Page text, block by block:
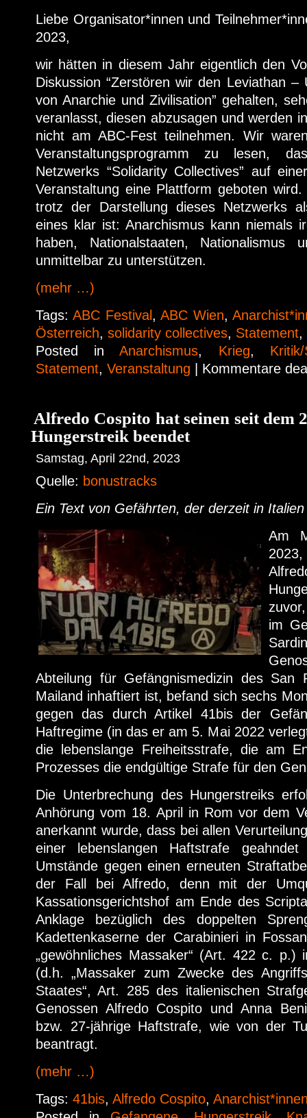
Liebe Organisator*innen und
2023,
wir hätten in diesem Jahr eigentlich den
Diskussion “Zerstören wir den Leviathan –
von Anarchie und Zivilisation” gehalten,
veranlasst, diesen abzusagen und werden
nicht am ABC-Fest teilnehmen. Wir
Veranstaltungsprogramm zu lesen,
Netzwerks “Solidarity Collectives” auf
Veranstaltung eine Plattform geboten
trotz der Darstellung dieses Netzwerks
eines klar ist: Anarchismus kann niemals
haben, Nationalstaaten,
unmittelbar zu unterstützen.
(mehr …)
Tags:ABC Festival ,ABC Wien,
Österreich, solidarity collectives, Statement,
Posted inAnarchismus, Krieg,
Statement, Veranstaltung Kommentare
Alfredo Cospito hat seinen seit dem
Hungerstreik beendet
Samstag, April 22nd, 2023
Quelle: bonustracks
Ein Text von Gefährten, der derzeit in
Am
im
Abteilung für Gefängnismedizin des San
Mailand inhaftiert ist, befand sich sechs
gegen das durch Artikel 41bis der
Haftregime (in das er am 5. Mai 2022
die lebenslange Freiheitsstrafe, die am
Prozesses die endgültige Strafe für den
Die Unterbrechung des Hungerstreiks
Anhörung vom 18. April in Rom vor dem
anerkannt wurde, dass bei allen
einer lebenslangen Haftstrafe geahndet
Umstände gegen einen erneuten
der Fall bei Alfredo, denn mit der
Kassationsgerichtshof am Ende des
Anklage bezüglich des doppelten
Kadettenkaserne der Carabinieri in
„gewöhnliches Massaker“ (Art. 422 c. p.)
(d.h. „Massaker zum Zwecke des
Staates“, Art. 285 des italienischen
Genossen Alfredo Cospito und Anna
bzw. 27-jährige Haftstrafe, wie von der
beantragt.
(mehr …)
Tags: 41bis, Alfredo Cospito,